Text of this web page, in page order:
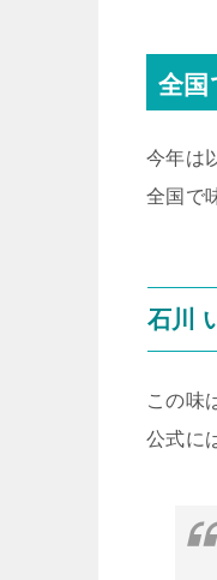
全国
今年は
全国で
石川
この味
公式に